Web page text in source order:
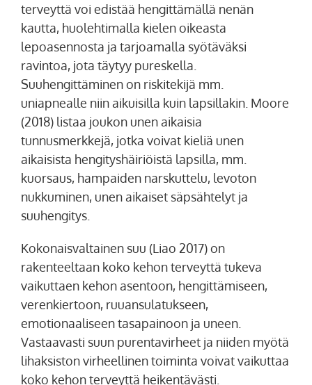
terveyttä voi edistää hengittämällä nenän
kautta, huolehtimalla kielen oikeasta
lepoasennosta ja tarjoamalla syötäväksi
ravintoa, jota täytyy pureskella.
Suuhengittäminen on riskitekijä mm.
uniapnealle niin aikuisilla kuin lapsillakin. Moore
(2018) listaa joukon unen aikaisia
tunnusmerkkejä, jotka voivat kieliä unen
aikaisista hengityshäiriöistä lapsilla, mm.
kuorsaus, hampaiden narskuttelu, levoton
nukkuminen, unen aikaiset säpsähtelyt ja
suuhengitys.
Kokonaisvaltainen suu (Liao 2017) on
rakenteeltaan koko kehon terveyttä tukeva
vaikuttaen kehon asentoon, hengittämiseen,
verenkiertoon, ruuansulatukseen,
emotionaaliseen tasapainoon ja uneen.
Vastaavasti suun purentavirheet ja niiden myötä
lihaksiston virheellinen toiminta voivat vaikuttaa
koko kehon terveyttä heikentävästi.